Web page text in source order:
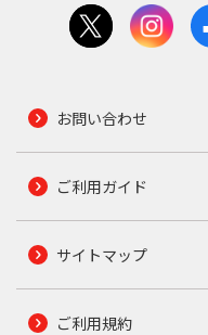
お問い合わせ
ご利用ガイド
サイトマップ
ご利用規約